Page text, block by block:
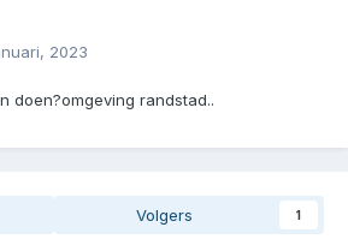
2023
doen?omgeving randstad..
Volgers 1